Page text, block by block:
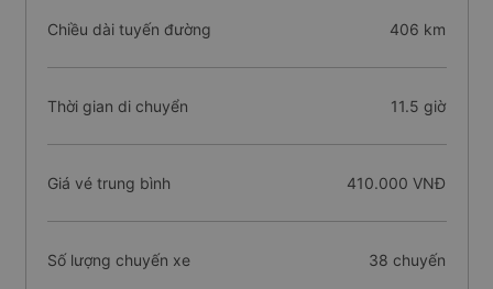
Chiều dài tuyến đường 406 km
Thời gian di chuyển 11.5 giờ
Giá vé trung bình 410.000 VNĐ
Số lượng chuyến xe 38 chuyến